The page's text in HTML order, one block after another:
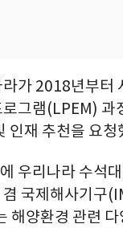
가 2018년부터
그램(LPEM) 과
인재 추천을 요청
우리나라 수석
국제해사기구
해양환경 관련 다